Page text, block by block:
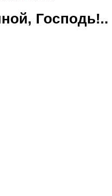
Господь!..